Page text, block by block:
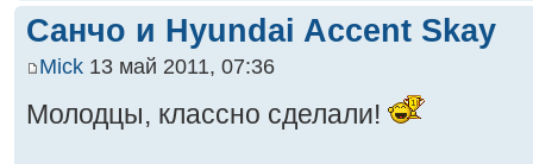
Санчо и Hyundai Accent Skay
Mick 13 май 2011, 07:36
Молодцы, классно сделали!